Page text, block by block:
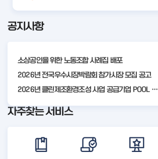
I
4
공지사항
소상공인을 위한 노동조합 사례집 배포
2026년 전국우수시장박람회 참가시장 모집 공고
2026년 클린제조환경조성 사업 공급기업 POOL 안내
자주찾는 서비스